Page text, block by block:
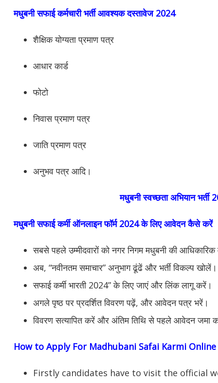
मधुबनी सफाई कर्मचारी भर्ती आवश्यक दस्तावेज 2024
शैक्षिक योग्यता प्रमाण पत्र
आधार कार्ड
फोटो
निवास प्रमाण पत्र
जाति प्रमाण पत्र
अनुभव पत्र आदि।
मधुबनी स्वच्छता अभियान भर्ती
मधुबनी सफाई कर्मी ऑनलाइन फॉर्म 2024 के लिए आवेदन कैसे करें
सबसे पहले उम्मीदवारों को नगर निगम मधुबनी की आधिकारिक
अब, “नवीनतम समाचार” अनुभाग ढूंढें और भर्ती विकल्प खोलें।
सफाई कर्मी भारती 2024” के लिए जाएं और लिंक लागू करें।
अगले पृष्ठ पर प्रदर्शित विवरण पढ़ें, और आवेदन पत्र भरें।
विवरण सत्यापित करें और अंतिम तिथि से पहले आवेदन जमा
How to Apply For Madhubani Safai Karmi
Firstly candidates have to visit the official